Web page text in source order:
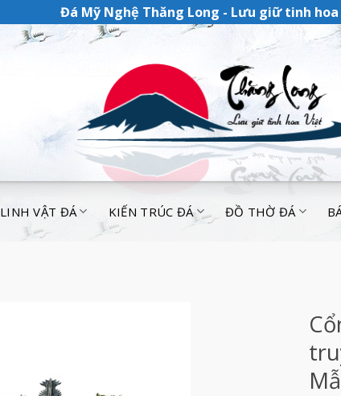
Đá Mỹ Nghệ Thăng Long - Lưu giữ tinh
LINH VẬT ĐÁ KIẾN TRÚC ĐÁ ĐỒ THỜ ĐÁ